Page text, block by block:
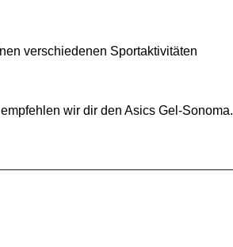
verschiedenen Sportaktivitäten
wir dir den Asics Gel-Sonoma.